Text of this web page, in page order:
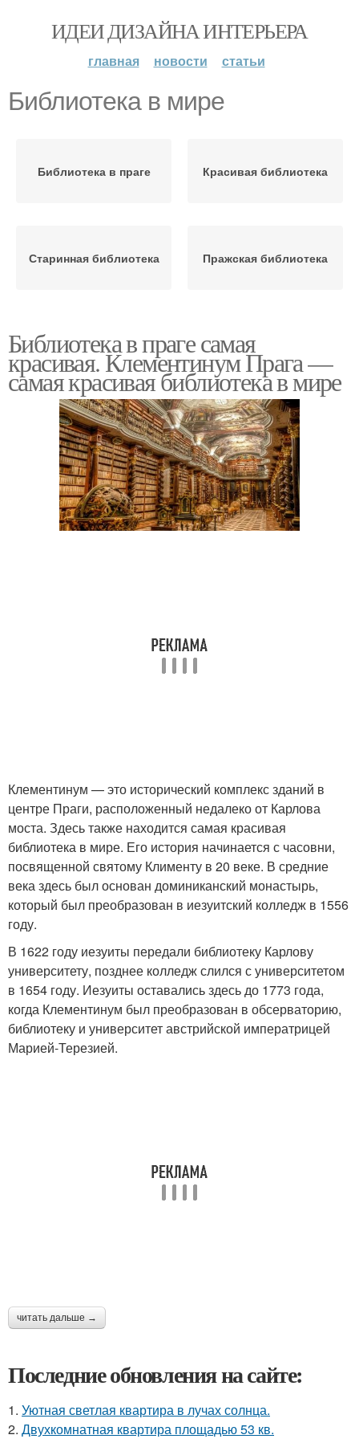
ИДЕИ ДИЗАЙНА ИНТЕРЬЕРА
главная новости статьи
Библиотека в мире
Библиотека в праге Красивая библиотека
Старинная библиотека Пражская библиотека
Библиотека в праге самая
красивая. Клементинум Прага —
самая красивая библиотека в мире
Клементинум — это исторический комплекс зданий в
центре Праги, расположенный недалеко от Карлова
моста. Здесь также находится самая красивая
библиотека в мире. Его история начинается с часовни,
посвященной святому Клименту в 20 веке. В средние
века здесь был основан доминиканский монастырь,
который был преобразован в иезуитский колледж в 1556
году.
В 1622 году иезуиты передали библиотеку Карлову
университету, позднее колледж слился с университетом
в 1654 году. Иезуиты оставались здесь до 1773 года,
когда Клементинум был преобразован в обсерваторию,
библиотеку и университет австрийской императрицей
Марией-Терезией.
читать дальше →
Последние обновления на сайте:
1. Уютная светлая квартира в лучах солнца.
2. Двухкомнатная квартира площадью 53 кв.